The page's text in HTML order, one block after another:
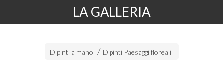
LA GALLERIA
Dipinti a mano Dipinti Paesaggi floreali